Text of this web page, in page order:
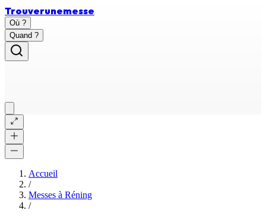
Trouverunemesse
Où ?
Quand ?
Accueil
/
Messes à Réning
/